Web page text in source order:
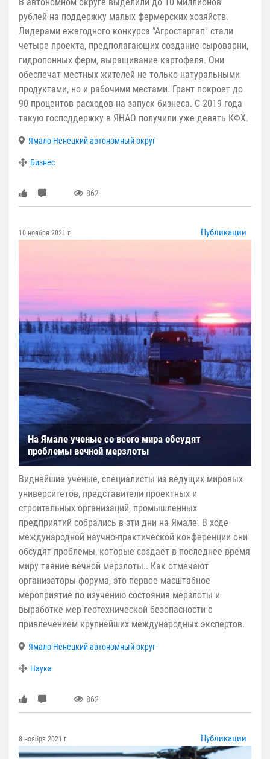
рублей на поддержку малых фермерских хозяйств.
Лидерами ежегодного конкурса "Агростартап" стали
четыре проекта, предполагающих создание сыроварни,
гидропонных ферм, выращивание картофеля. Они
обеспечат местных жителей не только натуральными
продуктами, но и рабочими местами. Грант покроет до
90 процентов расходов на запуск бизнеса. С 2019 года
такую господдержку в ЯНАО получили уже девять КФХ.
Ямало-Ненецкий автономный округ
Бизнес
862
10 ноября 2021 г. Публикации
На Ямале ученые со всего мира обсудят
проблемы вечной мерзлоты
Виднейшие ученые, специалисты из ведущих мировых
университетов, представители проектных и
строительных организаций, промышленных
предприятий собрались в эти дни на Ямале. В ходе
международной научно-практической конференции они
обсудят проблемы, которые создает в последнее время
миру таяние вечной мерзлоты.. Как отмечают
организаторы форума, это первое масштабное
мероприятие по изучению состояния мерзлоты и
выработке мер геотехнической безопасности с
привлечением крупнейших международных экспертов.
Ямало-Ненецкий автономный округ
Наука
862
8 ноября 2021 г. Публикации